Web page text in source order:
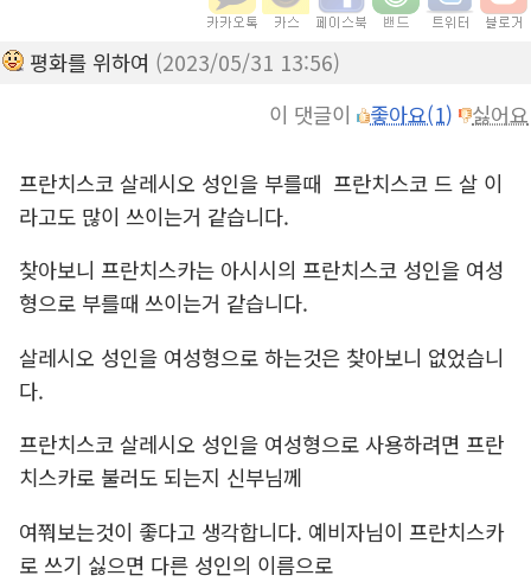
평화를 위하여 (2023/05/31 13:56)
이 댓글이
좋아요(1) 싫어요
프란치스코 살레시오 성인을 부를때 프란치스코 드 살 이
라고도 많이 쓰이는거 같습니다.
찾아보니 프란치스카는 아시시의 프란치스코 성인을 여성
형으로 부를때 쓰이는거 같습니다.
살레시오 성인을 여성형으로 하는것은 찾아보니 없었습니
다.
프란치스코 살레시오 성인을 여성형으로 사용하려면 프란
치스카로 불러도 되는지 신부님께
여쭤보는것이 좋다고 생각합니다. 예비자님이 프란치스카
로 쓰기 싫으면 다른 성인의 이름으로